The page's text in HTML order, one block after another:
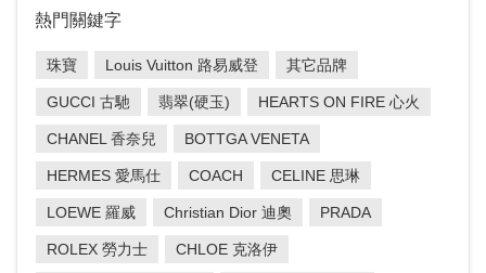
熱門關鍵字
珠寶 Louis Vuitton 路易威登 其它品牌
GUCCI 古馳 翡翠(硬玉) HEARTS ON FIRE 心火
CHANEL 香奈兒 BOTTGA VENETA
HERMES 愛馬仕 COACH CELINE 思琳
LOEWE 羅威 Christian Dior 迪奧 PRADA
ROLEX 勞力士 CHLOE 克洛伊